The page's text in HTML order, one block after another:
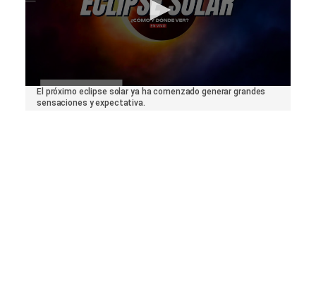
seconds
El próximo eclipse solar ya ha comenzado generar grandes
sensaciones y expectativa.